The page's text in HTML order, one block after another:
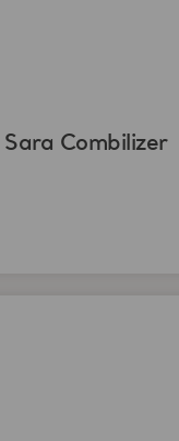
Sara Combilizer